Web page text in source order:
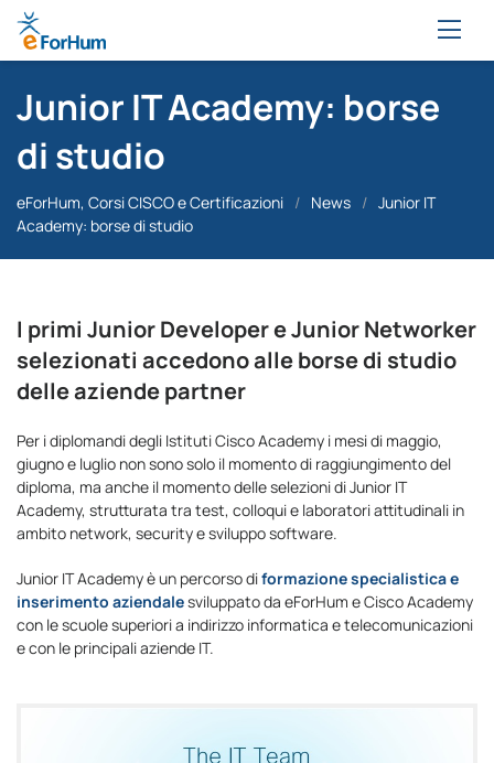
Junior IT Academy: borse
di studio
eForHum, Corsi CISCO e Certificazioni / News / Junior IT
Academy: borse di studio
I primi Junior Developer e Junior Networker
selezionati accedono alle borse di studio
delle aziende partner
Per i diplomandi degli Istituti Cisco Academy i mesi di maggio,
giugno e luglio non sono solo il momento di raggiungimento del
diploma, ma anche il momento delle selezioni di Junior IT
Academy, strutturata tra test, colloqui e laboratori attitudinali in
ambito network, security e sviluppo software.
Junior IT Academy è un percorso diformazione specialistica e
inserimento aziendalesviluppato da eForHum e Cisco Academy
con le scuole superiori a indirizzo informatica e telecomunicazioni
e con le principali aziende IT.